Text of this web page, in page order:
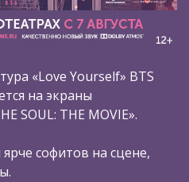
«Love Yourself» BTS
на экраны
SOUL: THE MOVIE».
софитов на сцене,